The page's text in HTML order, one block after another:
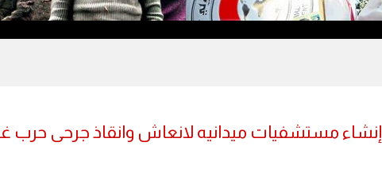
إنشاء مستشفيات ميدانيه لانعاش وانقاذ جرحى حرب